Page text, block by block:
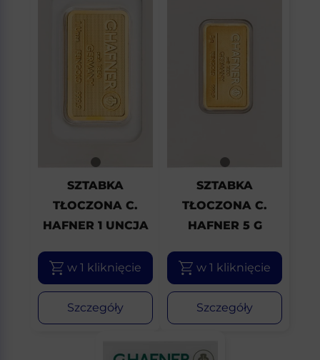
SZTABKA
TŁOCZONA C.
HAFNER 1 UNCJA
w 1 kliknięcie
Szczegóły
SZTABKA
TŁOCZONA C.
HAFNER 5 G
w 1 kliknięcie
Szczegóły